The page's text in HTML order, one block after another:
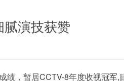
演技获赞
，暂居CCTV-8年度收视冠军,